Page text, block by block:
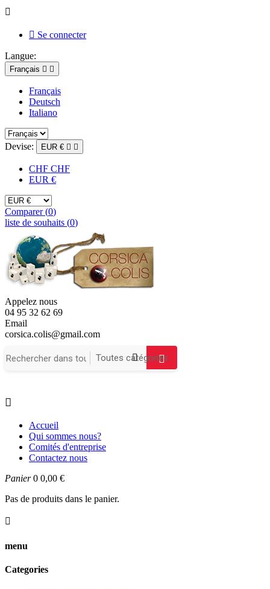

 Se connecter
Langue:
Français  
Français
Deutsch
Italiano
Devise: EUR €  
CHF CHF
EUR €
Comparer (0)
liste de souhaits (0)
Appelez nous
04 95 32 62 69
Email
corsica.colis@gmail.com

Accueil
Qui sommes nous?
Comités d'entreprise
Contactez nous
Panier 0 0,00 €
Pas de produits dans le panier.

menu
Categories